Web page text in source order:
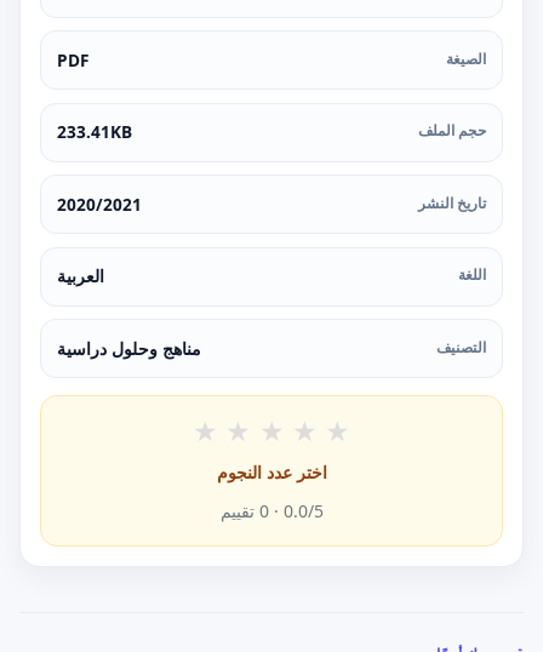
الصيغة PDF
حجم الملف 233.41KB
تاريخ النشر 2020/2021
اللغة العربية
التصنيف مناهج وحلول دراسية
★ ★ ★ ★ ★
اختر عدد النجوم
0.0/5 ·
0 تقييم